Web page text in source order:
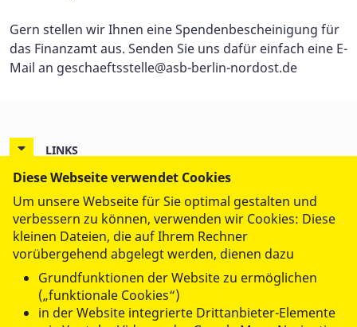
Gern stellen wir Ihnen eine Spendenbescheinigung für
das Finanzamt aus. Senden Sie uns dafür einfach eine E-
Mail an geschaeftsstelle@asb-berlin-nordost.de
LINKS
KONTAKTDATEN
ASB Regionalverband Berlin-Nordost e.V.
Herzbergstr. 40-43
10365 Berlin
Tel.: 030 / 446 51 253
Fax: 030 / 446 51 252
eMail:info@asb-berlin-nordost.de
www.asb-berlin-nordost.de
Diese Webseite verwendet Cookies
Um unsere Webseite für Sie optimal gestalten und
verbessern zu können, verwenden wir Cookies: Diese
kleinen Dateien, die auf Ihrem Rechner
vorübergehend abgelegt werden, dienen dazu
Grundfunktionen der Website zu ermöglichen
(„funktionale Cookies“)
in der Website integrierte Drittanbieter-Elemente